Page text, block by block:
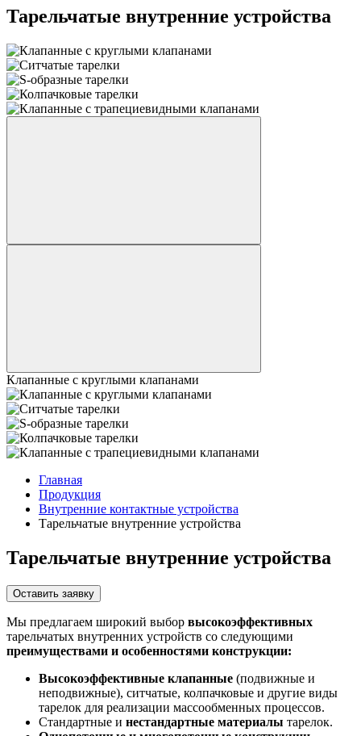
Тарельчатые внутренние устройства
Клапанные с круглыми клапанами
Главная
Продукция
Внутренние контактные устройства
Тарельчатые внутренние устройства
Тарельчатые внутренние устройства
Оставить заявку
Мы предлагаем широкий выбор высокоэффективных
тарельчатых внутренних устройств со следующими
преимуществами и особенностями конструкции:
Высокоэффективные клапанные (подвижные и
неподвижные), ситчатые, колпачковые и другие виды
тарелок для реализации массообменных процессов.
Стандартные и нестандартные материалы тарелок.